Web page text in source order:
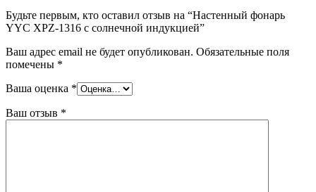
Будьте первым, кто оставил отзыв на “Настенный фонарь
YYC XPZ-1316 с солнечной индукцией”
Ваш адрес email не будет опубликован. Обязательные поля
помечены *
Ваша оценка *
Ваш отзыв *